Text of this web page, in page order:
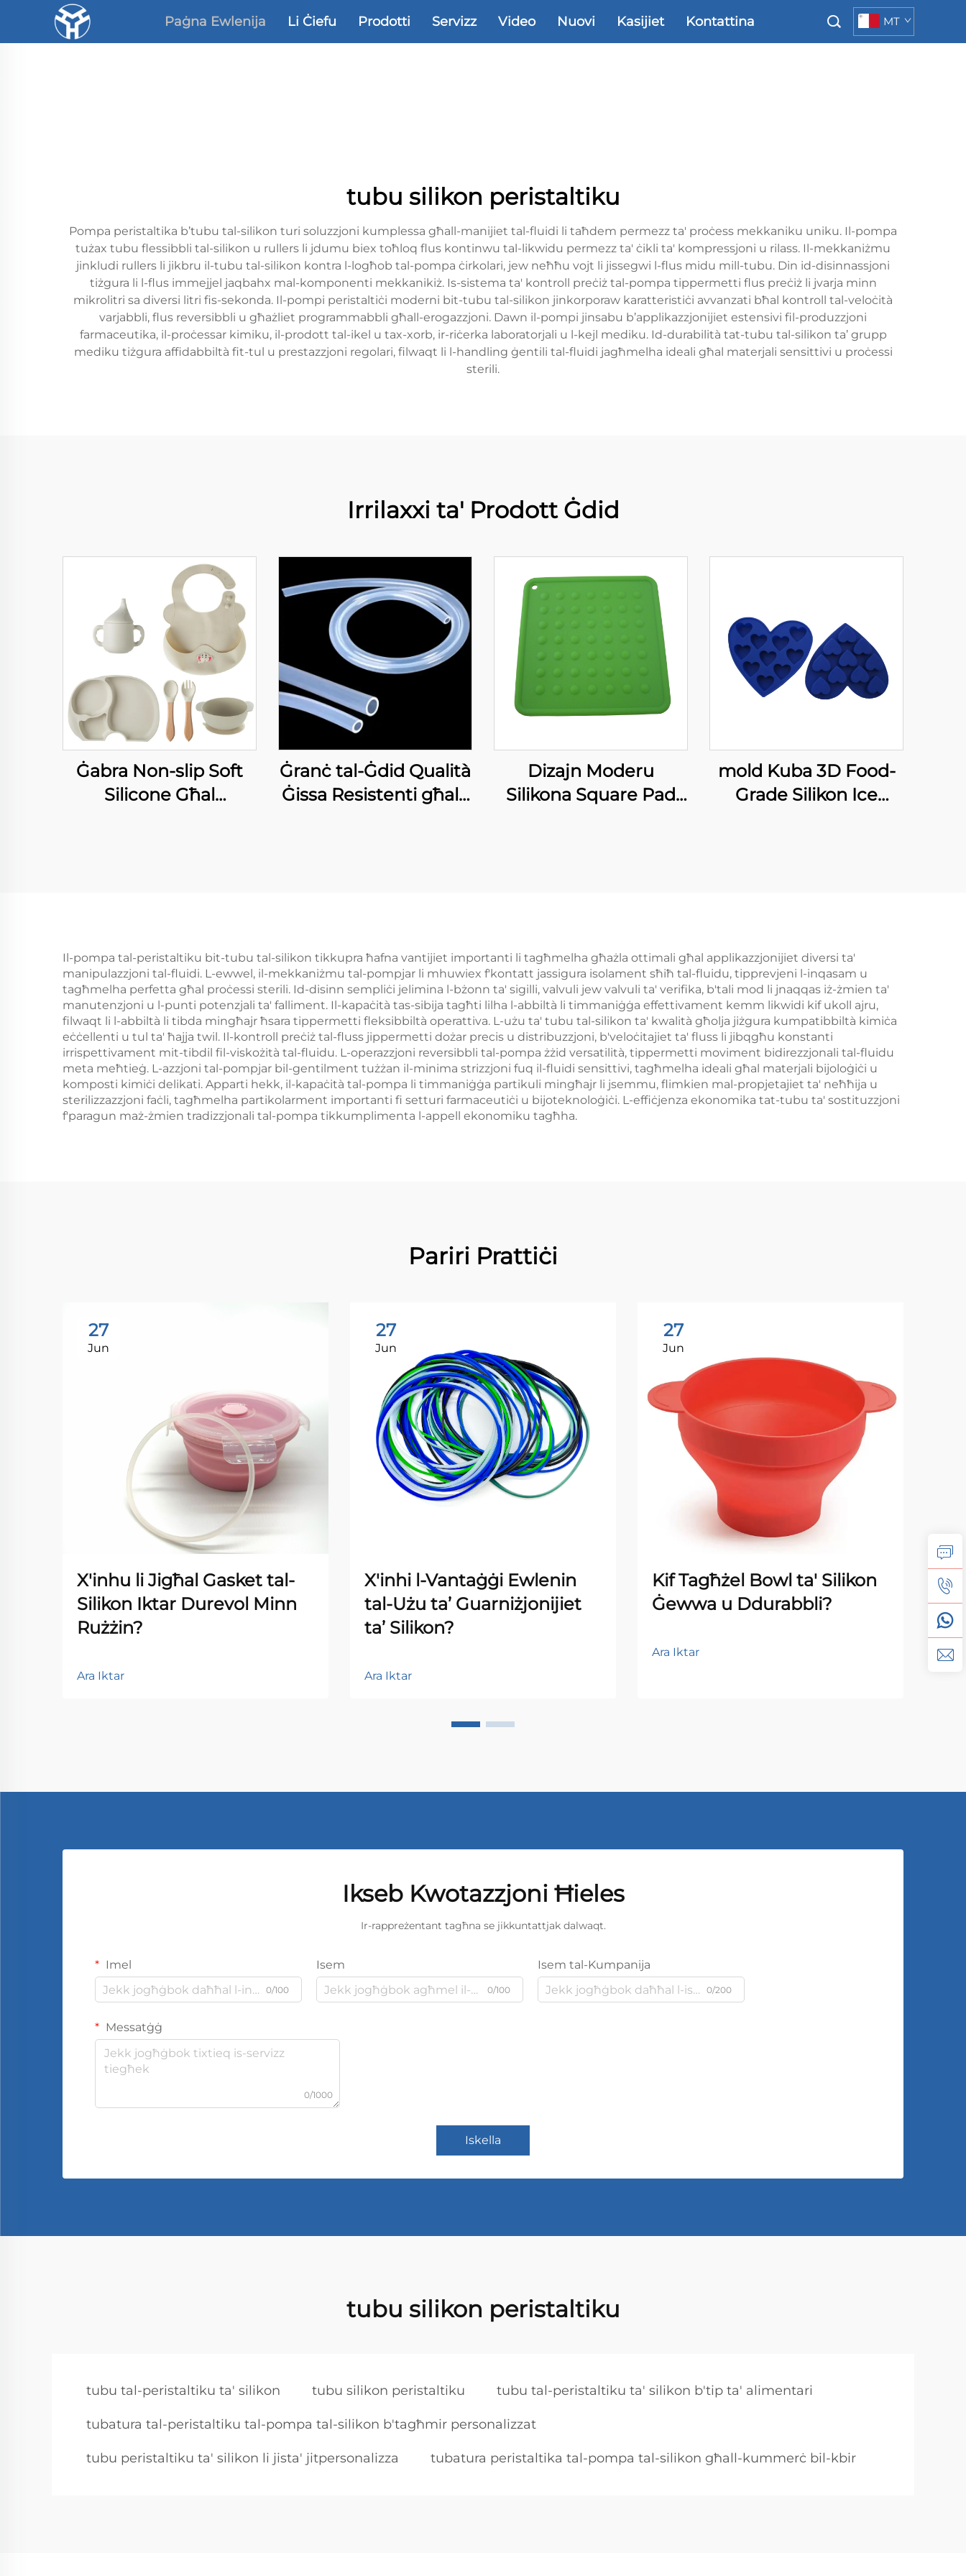
Paġna Ewlenija Li Ċiefu Prodotti Servizz Video Nuovi Kasijiet Kontattina MT
tubu silikon peristaltiku
Pompa peristaltika b’tubu tal-silikon turi soluzzjoni kumplessa għall-manijiet tal-fluidi li taħdem permezz ta' proċess mekkaniku uniku. Il-pompa
tużax tubu flessibbli tal-silikon u rullers li jdumu biex toħloq flus kontinwu tal-likwidu permezz ta' ċikli ta' kompressjoni u rilass. Il-mekkaniżmu
jinkludi rullers li jikbru il-tubu tal-silikon kontra l-logħob tal-pompa ċirkolari, jew neħħu vojt li jissegwi l-flus midu mill-tubu. Din id-disinnassjoni
tiżgura li l-flus immejjel jaqbahx mal-komponenti mekkanikiż. Is-sistema ta' kontroll preċiż tal-pompa tippermetti flus preċiż li jvarja minn
mikrolitri sa diversi litri fis-sekonda. Il-pompi peristaltiċi moderni bit-tubu tal-silikon jinkorporaw karatteristiċi avvanzati bħal kontroll tal-veloċità
varjabbli, flus reversibbli u għażliet programmabbli għall-erogazzjoni. Dawn il-pompi jinsabu b’applikazzjonijiet estensivi fil-produzzjoni
farmaceutika, il-proċessar kimiku, il-prodott tal-ikel u tax-xorb, ir-riċerka laboratorjali u l-kejl mediku. Id-durabilità tat-tubu tal-silikon ta’ grupp
mediku tiżgura affidabbiltà fit-tul u prestazzjoni regolari, filwaqt li l-handling ġentili tal-fluidi jagħmelha ideali għal materjali sensittivi u proċessi
sterili.
Irrilaxxi ta' Prodott Ġdid
Ġabra Non-slip Soft
Silicone Għal
Ġranċ tal-Ġdid Qualità
Ġissa Resistenti għall-
Dizajn Moderu
Silikona Square Pad
mold Kuba 3D Food-
Grade Silikon Ice
Il-pompa tal-peristaltiku bit-tubu tal-silikon tikkupra ħafna vantijiet importanti li tagħmelha għażla ottimali għal applikazzjonijiet diversi ta'
manipulazzjoni tal-fluidi. L-ewwel, il-mekkaniżmu tal-pompjar li mhuwiex f'kontatt jassigura isolament sħiħ tal-fluidu, tipprevjeni l-inqasam u
tagħmelha perfetta għal proċessi sterili. Id-disinn sempliċi jelimina l-bżonn ta' sigilli, valvuli jew valvuli ta' verifika, b'tali mod li jnaqqas iż-żmien ta'
manutenzjoni u l-punti potenzjali ta' falliment. Il-kapaċità tas-sibija tagħti lilha l-abbiltà li timmaniġġa effettivament kemm likwidi kif ukoll ajru,
filwaqt li l-abbiltà li tibda mingħajr ħsara tippermetti fleksibbiltà operattiva. L-użu ta' tubu tal-silikon ta' kwalità għolja jiżgura kumpatibbiltà kimiċa
eċċellenti u tul ta' ħajja twil. Il-kontroll preċiż tal-fluss jippermetti dożar precis u distribuzzjoni, b'veloċitajiet ta' fluss li jibqgħu konstanti
irrispettivament mit-tibdil fil-viskożità tal-fluidu. L-operazzjoni reversibbli tal-pompa żżid versatilità, tippermetti moviment bidirezzjonali tal-fluidu
meta meħtieġ. L-azzjoni tal-pompjar bil-gentilment tużżan il-minima strizzjoni fuq il-fluidi sensittivi, tagħmelha ideali għal materjali bijoloġiċi u
komposti kimiċi delikati. Apparti hekk, il-kapaċità tal-pompa li timmaniġġa partikuli mingħajr li jsemmu, flimkien mal-propjetajiet ta' neħħija u
sterilizzazzjoni faċli, tagħmelha partikolarment importanti fi setturi farmaceutiċi u bijoteknoloġiċi. L-effiċjenza ekonomika tat-tubu ta' sostituzzjoni
f'paragun maż-żmien tradizzjonali tal-pompa tikkumplimenta l-appell ekonomiku tagħha.
Pariri Prattiċi
27
Jun
X'inhu li Jigħal Gasket tal-
Silikon Iktar Durevol Minn
Rużżin?
Ara Iktar
27
Jun
X'inhi l-Vantaġġi Ewlenin
tal-Użu ta’ Guarniżjonijiet
ta’ Silikon?
Ara Iktar
27
Jun
Kif Tagħżel Bowl ta' Silikon
Ġewwa u Ddurabbli?
Ara Iktar
Ikseb Kwotazzjoni Ħieles
Ir-rappreżentant tagħna se jikkuntattjak dalwaqt.
Imel
0/100
Isem
0/100
Isem tal-Kumpanija
0/200
Messatġġ
0/1000
Iskella
tubu silikon peristaltiku
tubu tal-peristaltiku ta' silikon tubu silikon peristaltiku tubu tal-peristaltiku ta' silikon b'tip ta' alimentari
tubatura tal-peristaltiku tal-pompa tal-silikon b'tagħmir personalizzat
tubu peristaltiku ta' silikon li jista' jitpersonalizza tubatura peristaltika tal-pompa tal-silikon għall-kummerċ bil-kbir